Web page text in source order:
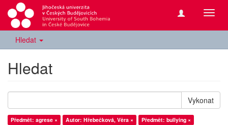
Hledat
Hledat
Vykonat
Předmět: agrese × Autor: Hřebečková, Věra ×
Předmět: bullying ×